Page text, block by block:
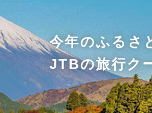
今年のふるさ
JTBの旅行ク